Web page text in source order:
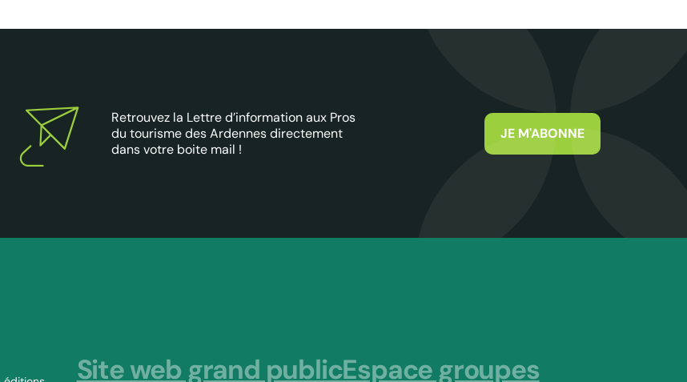
Retrouvez la Lettre d’information aux Pros
du tourisme des Ardennes directement
dans votre boite mail !
JE M'ABONNE
Site web grand publicEspace groupes